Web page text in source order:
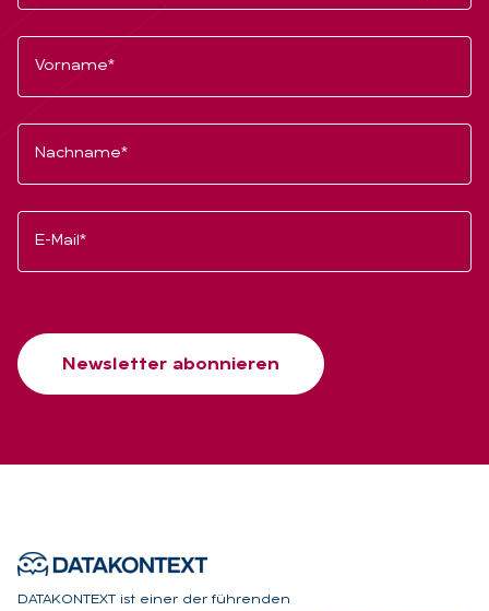
Vorname*
Nachname*
E-Mail*
Newsletter abonnieren
DATAKONTEXT ist einer der führenden